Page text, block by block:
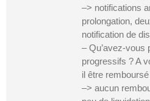
–> notifications
prolongation,
notification de
– Qu’avez-vous
progressifs ? A
il être
–> aucun